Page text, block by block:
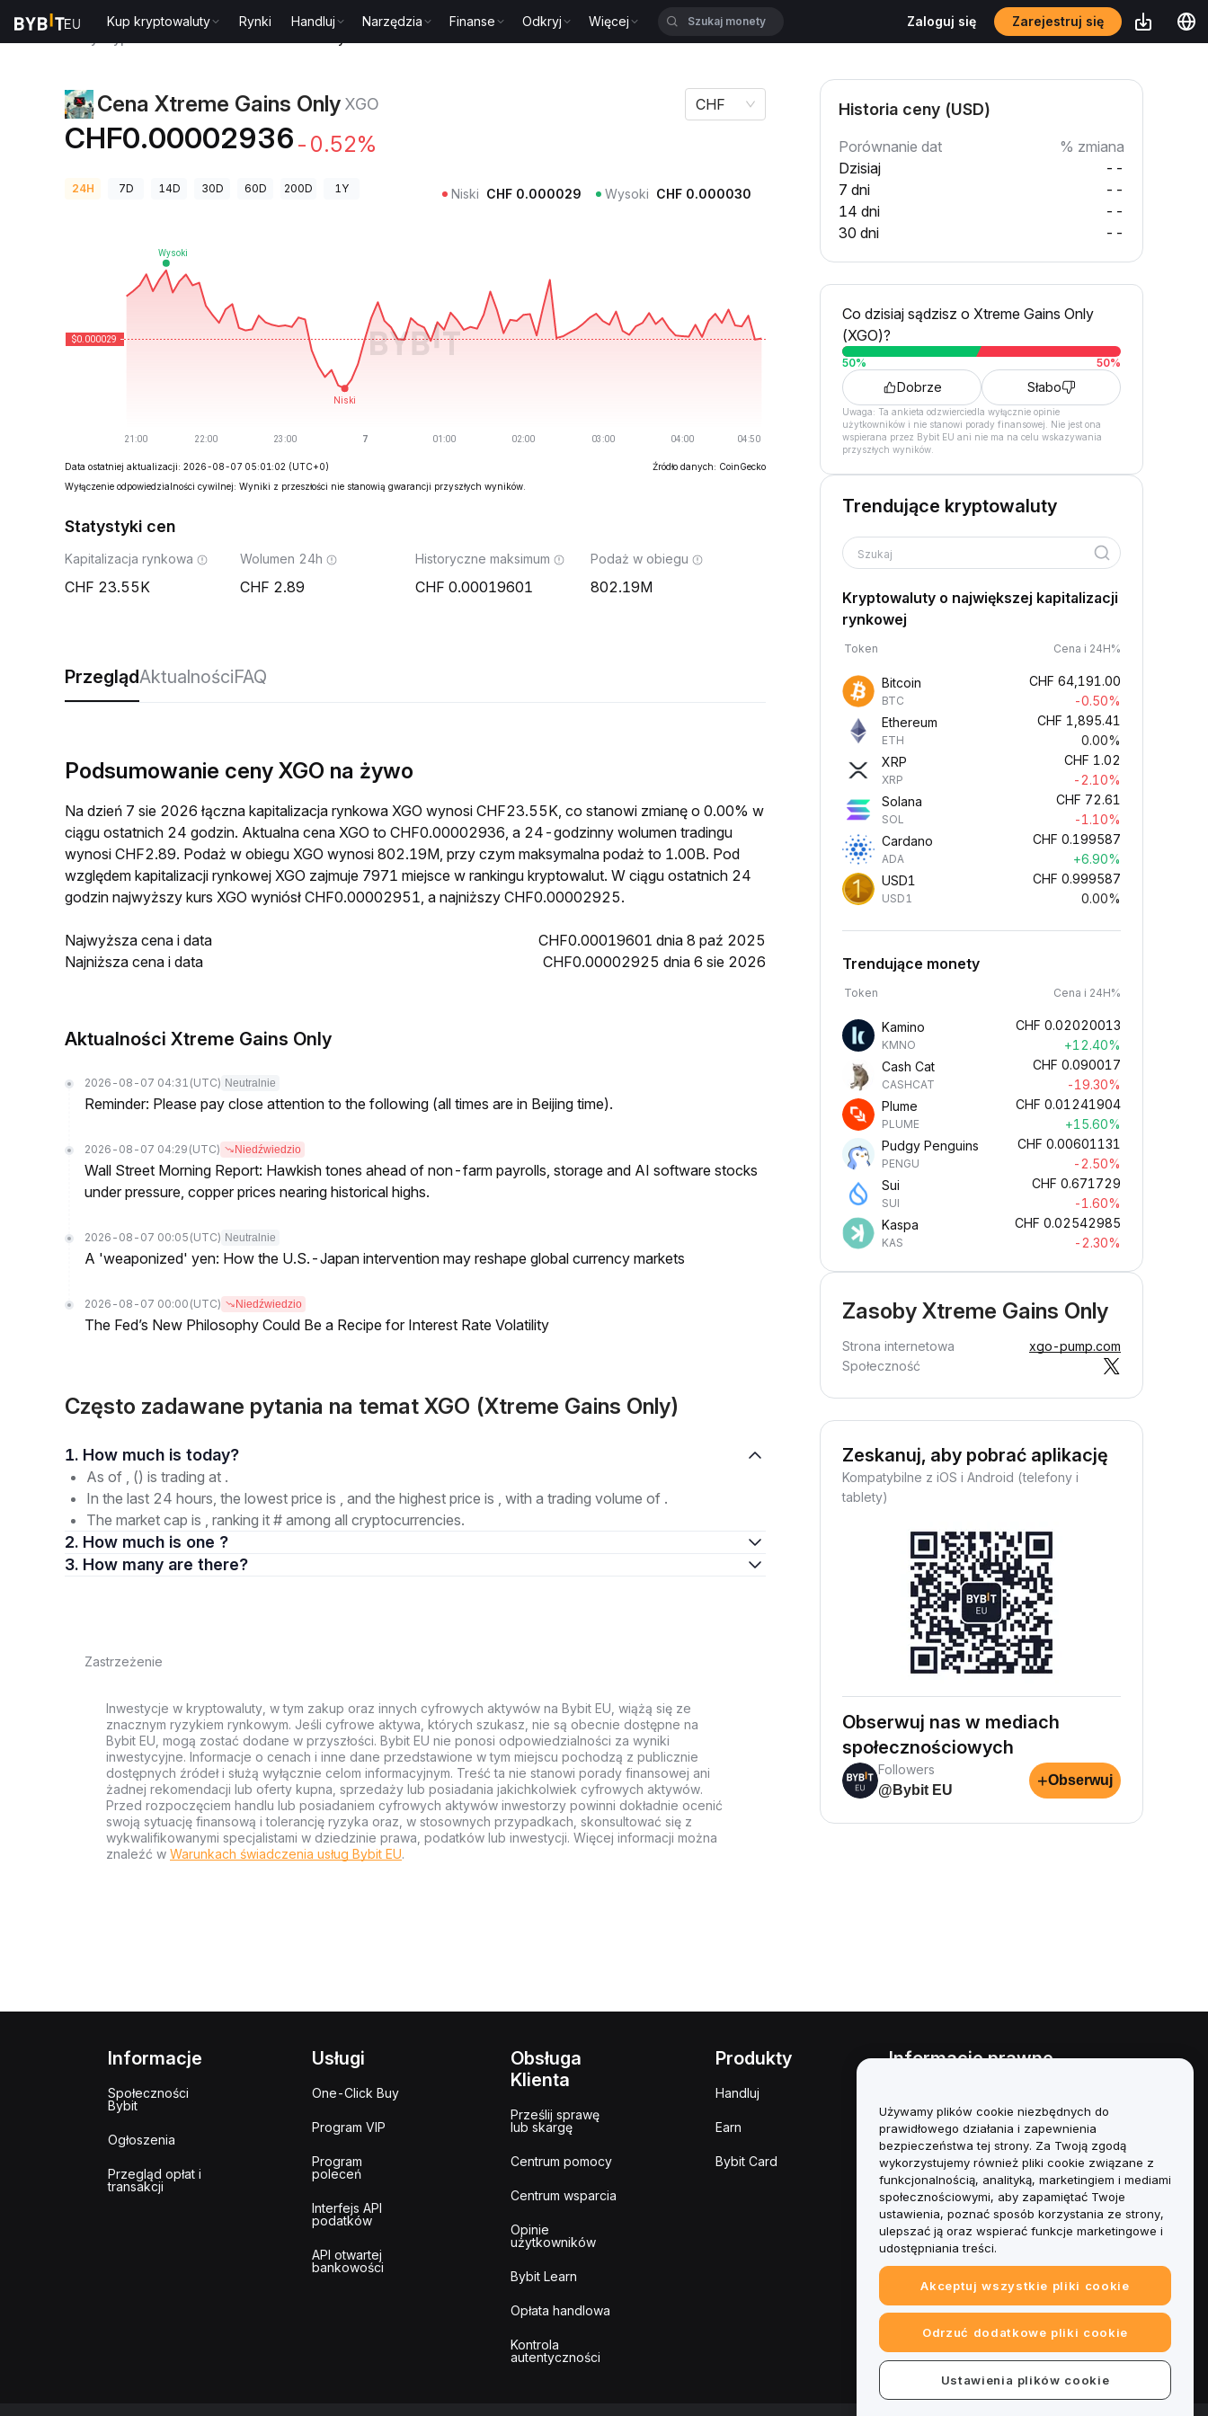
Kup kryptowaluty Rynki Handluj Narzędzia Finanse Odkryj Więcej Zaloguj się Zarejestruj się
Cena Xtreme Gains Only XGO
CHF0.00002936 -0.52%
CHF
24H 7D 14D 30D 60D 200D 1Y Niski CHF 0.000029 Wysoki CHF 0.000030
Data ostatniej aktualizacji: 2026-08-07 05:01:02 (UTC+0)
Źródło danych: CoinGecko
Wyłączenie odpowiedzialności cywilnej: Wyniki z przeszłości nie stanowią gwarancji przyszłych wyników.
Statystyki cen
Kapitalizacja rynkowa
23.55K
Wolumen 24h
2.89
Historyczne maksimum
0.00019601
Podaż w obiegu
802.19M
PrzeglądAktualnościFAQ
Podsumowanie ceny XGO na żywo
Na dzień 7 sie 2026 łączna kapitalizacja rynkowa XGO wynosi CHF23.55K, co stanowi zmianę o 0.00% w
ciągu ostatnich 24 godzin. Aktualna cena XGO to CHF0.00002936, a 24-godzinny wolumen tradingu
wynosi CHF2.89. Podaż w obiegu XGO wynosi 802.19M, przy czym maksymalna podaż to 1.00B. Pod
względem kapitalizacji rynkowej XGO zajmuje 7971 miejsce w rankingu kryptowalut. W ciągu ostatnich 24
godzin najwyższy kurs XGO wyniósł CHF0.00002951, a najniższy CHF0.00002925.
Najwyższa cena i data
CHF0.00019601 dnia 8 paź 2025
Najniższa cena i data
CHF0.00002925 dnia 6 sie 2026
Aktualności Xtreme Gains Only
2026-08-07 04:31 (UTC) Neutralnie
Reminder: Please pay close attention to the following (all times are in Beijing time).
2026-08-07 04:29 (UTC) Niedźwiedzio
Wall Street Morning Report: Hawkish tones ahead of non-farm payrolls, storage and AI software stocks
under pressure, copper prices nearing historical highs.
2026-08-07 00:05 (UTC) Neutralnie
A 'weaponized' yen: How the U.S.-Japan intervention may reshape global currency markets
2026-08-07 00:00 (UTC) Niedźwiedzio
The Fed’s New Philosophy Could Be a Recipe for Interest Rate Volatility
Często zadawane pytania na temat XGO (Xtreme Gains Only)
1. How much is today?
As of , () is trading at .
In the last 24 hours, the lowest price is , and the highest price is , with a trading volume of .
The market cap is , ranking it # among all cryptocurrencies.
2. How much is one ?
3. How many are there?
Zastrzeżenie
Inwestycje w kryptowaluty, w tym zakup oraz innych cyfrowych aktywów na Bybit EU, wiążą się ze
znacznym ryzykiem rynkowym. Jeśli cyfrowe aktywa, których szukasz, nie są obecnie dostępne na
Bybit EU, mogą zostać dodane w przyszłości. Bybit EU nie ponosi odpowiedzialności za wyniki
inwestycyjne. Informacje o cenach i inne dane przedstawione w tym miejscu pochodzą z publicznie
dostępnych źródeł i służą wyłącznie celom informacyjnym. Treść ta nie stanowi porady finansowej ani
żadnej rekomendacji lub oferty kupna, sprzedaży lub posiadania jakichkolwiek cyfrowych aktywów.
Przed rozpoczęciem handlu lub posiadaniem cyfrowych aktywów inwestorzy powinni dokładnie ocenić
swoją sytuację finansową i tolerancję ryzyka oraz, w stosownych przypadkach, skonsultować się z
wykwalifikowanymi specjalistami w dziedzinie prawa, podatków lub inwestycji. Więcej informacji można
znaleźć w Warunkach świadczenia usług Bybit EU.
Historia ceny (USD)
Porównanie dat
% zmiana
Dzisiaj
--
7 dni
--
14 dni
--
30 dni
--
Co dzisiaj sądzisz o Xtreme Gains Only
(XGO)?
50% 50%
Dobrze Słabo
Uwaga: Ta ankieta odzwierciedla wyłącznie opinie
użytkowników i nie stanowi porady finansowej. Nie jest ona
wspierana przez Bybit EU ani nie ma na celu wskazywania
przyszłych wyników.
Trendujące kryptowaluty
Szukaj
Kryptowaluty o największej kapitalizacji
rynkowej
Token Cena i 24H%
Bitcoin
BTC
CHF 64,191.00
-0.50%
Ethereum
ETH
CHF 1,895.41
0.00%
XRP
XRP
CHF 1.02
-2.10%
Solana
SOL
CHF 72.61
-1.10%
Cardano
ADA
CHF 0.199587
+6.90%
USD1
USD1
CHF 0.999587
0.00%
Trendujące monety
Token Cena i 24H%
Kamino
KMNO
CHF 0.02020013
+12.40%
Cash Cat
CASHCAT
CHF 0.090017
-19.30%
Plume
PLUME
CHF 0.01241904
+15.60%
Pudgy Penguins
PENGU
CHF 0.00601131
-2.50%
Sui
SUI
CHF 0.671729
-1.60%
Kaspa
KAS
CHF 0.02542985
-2.30%
Zasoby Xtreme Gains Only
Strona internetowa
xgo-pump.com
Społeczność
Zeskanuj, aby pobrać aplikację
Kompatybilne z iOS i Android (telefony i
tablety)
Obserwuj nas w mediach
społecznościowych
Followers
@Bybit EU
+Obserwuj
Informacje
Społeczności
Bybit
Ogłoszenia
Przegląd opłat i
transakcji
Usługi
One-Click Buy
Program VIP
Program
poleceń
Interfejs API
podatków
API otwartej
bankowości
Obsługa
Klienta
Prześlij sprawę
lub skargę
Centrum pomocy
Centrum wsparcia
Opinie
użytkowników
Bybit Learn
Opłata handlowa
Kontrola
autentyczności
Produkty
Handluj
Earn
Bybit Card
Informacje prawne
interesów
Podsumowanie polityki
powiernictwa i zarządzania
Informacje ESG
Biuletyny informacyjne
kryptoaktywów
Używamy plików cookie niezbędnych do
prawidłowego działania i zapewnienia
bezpieczeństwa tej strony. Za Twoją zgodą
wykorzystujemy również pliki cookie związane z
funkcjonalnością, analityką, marketingiem i mediami
społecznościowymi, aby zapamiętać Twoje
ustawienia, poznać sposób korzystania ze strony,
ulepszać ją oraz wspierać funkcje marketingowe i
udostępniania treści.
Akceptuj wszystkie pliki cookie
Odrzuć dodatkowe pliki cookie
Ustawienia plików cookie